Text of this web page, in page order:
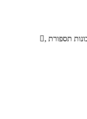
תספורת ,